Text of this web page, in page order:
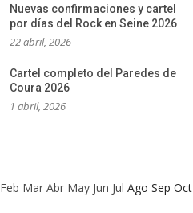
Nuevas confirmaciones y cartel
por días del Rock en Seine 2026
22 abril, 2026
Cartel completo del Paredes de
Coura 2026
1 abril, 2026
Feb Mar Abr May Jun Jul Ago Sep Oct